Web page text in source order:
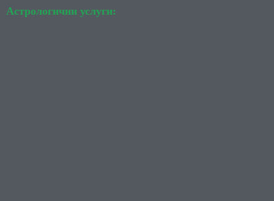
Астрологични услуги: